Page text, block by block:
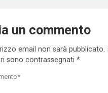
un commento
email non sarà pubblicato.
sono contrassegnati *